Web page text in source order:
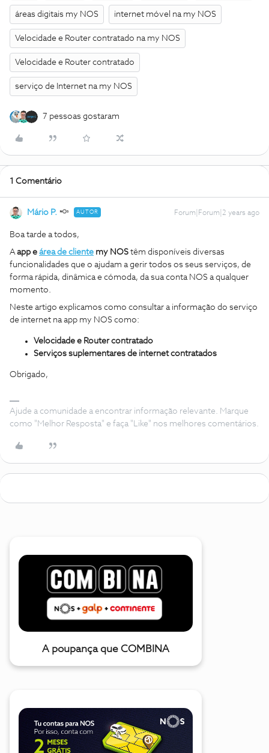
áreas digitais my NOS internet móvel na my NOS
Velocidade e Router contratado na my NOS
Velocidade e Router contratado
serviço de Internet na my NOS
7 pessoas gostaram
1 Comentário
Mário P. AUTOR Forum|Forum|2 years ago
Boa tarde a todos,
Aapp e área de cliente my NOS têm disponíveis diversas
funcionalidades que o ajudam a gerir todos os seus serviços, de
forma rápida, dinâmica e cómoda, da sua conta NOS a qualquer
momento.
Neste artigo explicamos como consultar a informação do serviço
de internet na app my NOS como:
Velocidade e Router contratado
Serviços suplementares de internet contratados
Obrigado,
Ajude a comunidade a encontrar informação relevante. Marque
como "Melhor Resposta" e faça "Like" nos melhores comentários.
A poupança que COMBINA